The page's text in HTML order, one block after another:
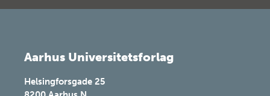
Aarhus Universitetsforlag
Helsingforsgade 25